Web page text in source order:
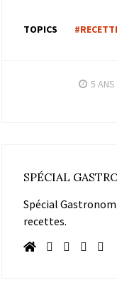
TOPICS
5 ANS
SPÉCIAL
Spécial
recettes.